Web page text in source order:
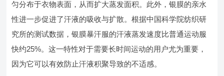
匀分布于衣物表面，从而扩大蒸发面积。此外，银膜的亲水
性进一步促进了汗液的吸收与扩散。根据中国科学院纺织研
究所的测试数据，银膜暴汗服的汗液蒸发速度比普通运动服
快约25%。这一特性对于需要长时间运动的用户尤为重要，
因为它可以有效防止汗液积聚导致的不适感。